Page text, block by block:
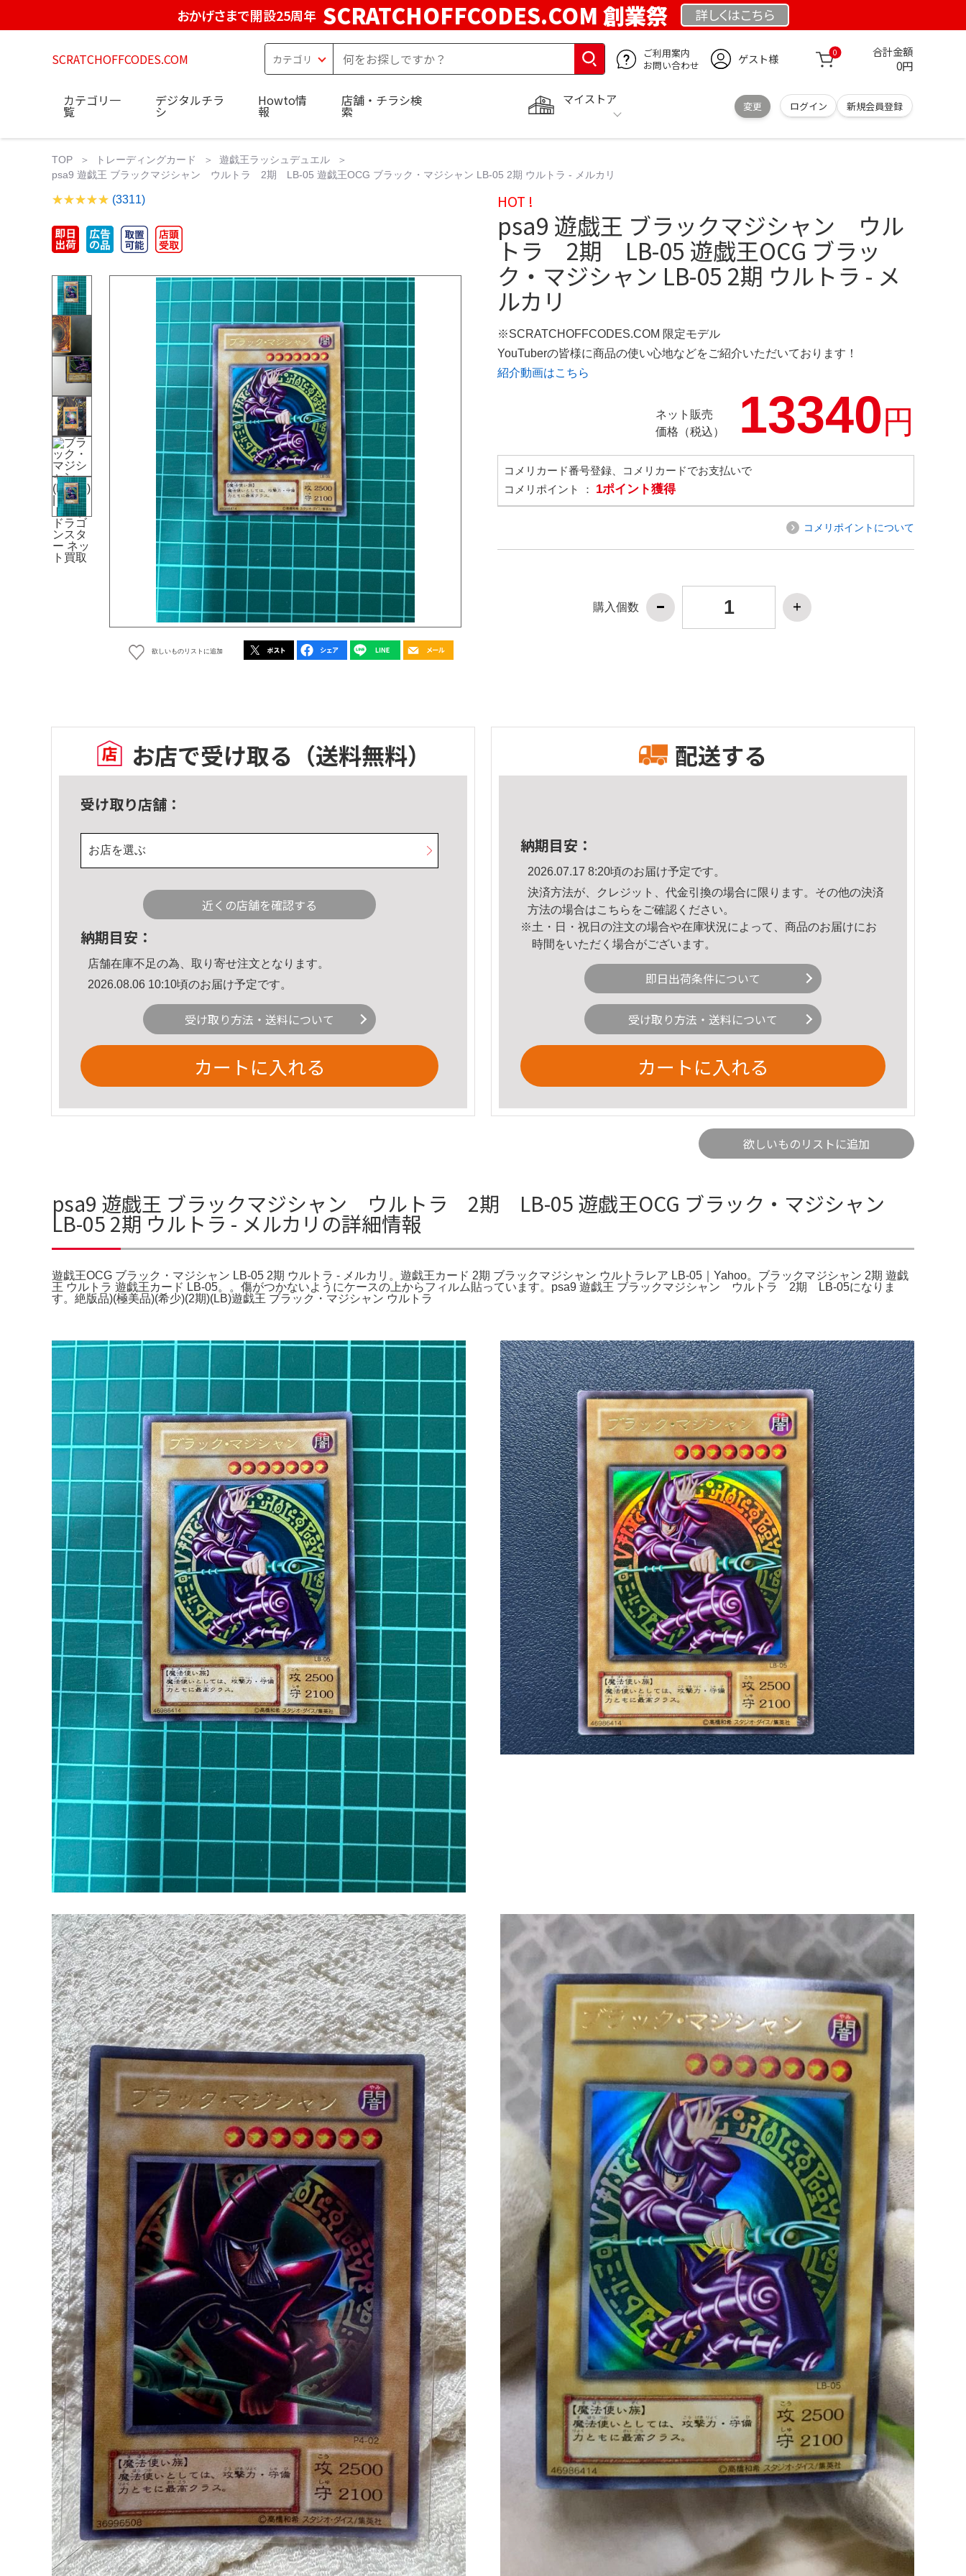
おかげさまで開設25周年 SCRATCHOFFCODES.COM 創業祭 詳しくはこちら
SCRATCHOFFCODES.COM
ご利用案内
お問い合わせ
ゲスト様 0 合計金額
0円
マイストア
変更 ログイン 新規会員登録
カテゴリ一
覧
デジタルチラ
シ
Howto情
報
店舗・チラシ検
索
TOP トレーディングカード
遊戯王ラッシュデュエル
psa9 遊戯王 ブラックマジシャン ウルトラ 2期 LB-05 遊戯王OCG ブラック・マジシャン LB-05 2期 ウルトラ - メルカリ
(3311)
欲しいものリストに追加
HOT !
psa9 遊戯王 ブラックマジシャン ウル
トラ 2期 LB-05 遊戯王OCG ブラッ
ク・マジシャン LB-05 2期 ウルトラ - メ
ルカリ
※SCRATCHOFFCODES.COM 限定モデル
YouTuberの皆様に商品の使い心地などをご紹介いただいております！
紹介動画はこちら
ネット販売
価格（税込）
13340円
コメリカード番号登録、コメリカードでお支払いで
コメリポイント ： 1ポイント獲得
コメリポイントについて
購入個数
お店で受け取る （送料無料）
受け取り店舗：
お店を選ぶ
近くの店舗を確認する
納期目安：
店舗在庫不足の為、取り寄せ注文となります。
2026.08.06 10:10頃のお届け予定です。
受け取り方法・送料について
カートに入れる
配送する
納期目安：
2026.07.17 8:20頃のお届け予定です。
決済方法が、クレジット、代金引換の場合に限ります。その他の決済
方法の場合はこちら をご確認ください。
※土・日・祝日の注文の場合や在庫状況によって、商品のお届けにお
時間をいただく場合がございます。
即日出荷条件について
受け取り方法・送料について
カートに入れる
欲しいものリストに追加
psa9 遊戯王 ブラックマジシャン ウルトラ 2期 LB-05 遊戯王OCG ブラック・マジシャン
LB-05 2期 ウルトラ - メルカリの詳細情報
遊戯王OCG ブラック・マジシャン LB-05 2期 ウルトラ - メルカリ。遊戯王カード 2期 ブラックマジシャン ウルトラレア LB-05｜Yahoo。ブラックマジシャン 2期 遊戯
王 ウルトラ 遊戯王カード LB-05。。傷がつかないようにケースの上からフィルム貼っています。psa9 遊戯王 ブラックマジシャン ウルトラ 2期 LB-05になりま
す。絶版品)(極美品)(希少)(2期)(LB)遊戯王 ブラック・マジシャン ウルトラ